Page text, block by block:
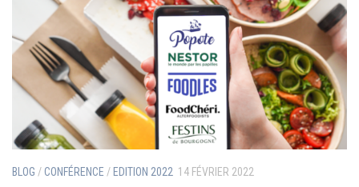
BLOG /CONFÉRENCE / EDITION 2022 14 FÉVRIER 2022